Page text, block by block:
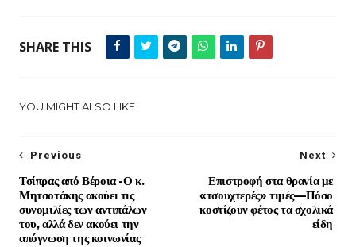
SHARE THIS
YOU MIGHT ALSO LIKE
Next
Επιστροφή στα θρανία με
«τσουχτερές» τιμές—Πόσο
κοστίζουν φέτος τα σχολικά
είδη
Previous
Τσίπρας από Βέροια -Ο κ.
Μητσοτάκης ακούει τις
συνομιλίες των αντιπάλων
του, αλλά δεν ακούει την
απόγνωση της κοινωνίας